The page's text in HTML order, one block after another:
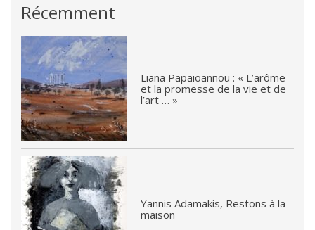
Récemment
Liana Papaioannou : « L’arôme
et la promesse de la vie et de
l’art … »
Yannis Adamakis, Restons à la
maison